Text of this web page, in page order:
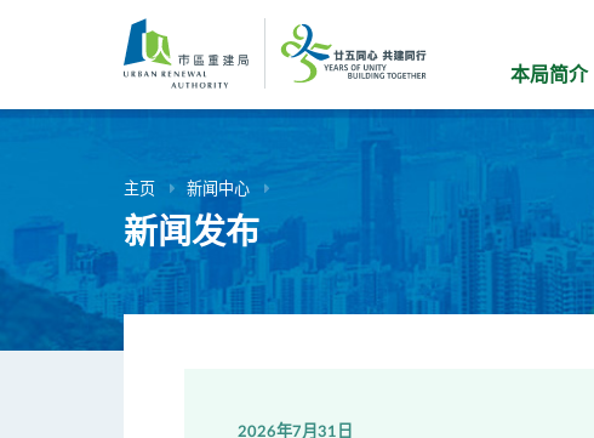
内
本局简介
主页 新闻中心
新闻发布
2026年7月31日